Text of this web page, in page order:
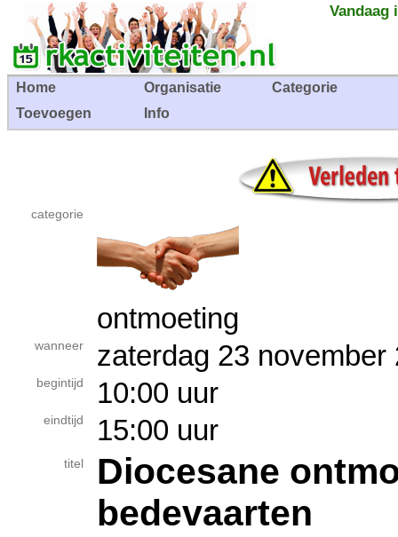
Vandaag
Home Organisatie
Categorie
Toevoegen
Info
categorie
ontmoeting
wanneer zaterdag 23
begintijd 10:00 uur
eindtijd 15:00 uur
titel
Diocesane
bedevaarten